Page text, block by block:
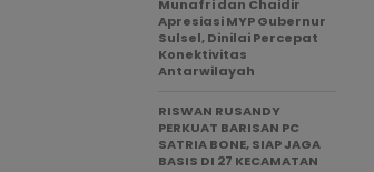
Munafri dan Chaidir
Apresiasi MYP Gubernur
Sulsel, Dinilai Percepat
Konektivitas
Antarwilayah
RISWAN RUSANDY
PERKUAT BARISAN PC
SATRIA BONE, SIAP JAGA
BASIS DI 27 KECAMATAN